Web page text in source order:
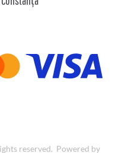
reserved. Powered by